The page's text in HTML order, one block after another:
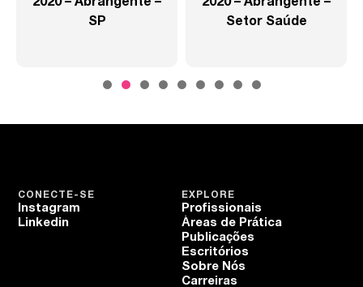
2020 – Abrangente –
SP
2020 – Abrangente –
Setor Saúde
EXPLORE
Profissionais
Áreas de Prática
Publicações
Escritórios
Sobre Nós
Carreiras
CONECTE-SE
Instagram
Linkedin